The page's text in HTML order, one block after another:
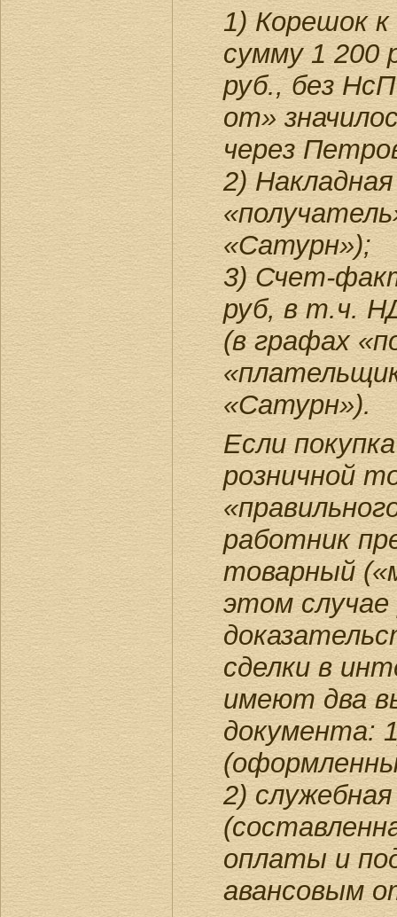
1) Корешок к
сумму 1 200
руб., без
от»
через
2)
«Сатурн»);
3) Счет-
руб, в т.ч.
(в графах
«Сатурн»).
Если
розничной
работник
товарный
этом
сделки в
имеют два
документа:
2) служебная
оплаты и
авансовым